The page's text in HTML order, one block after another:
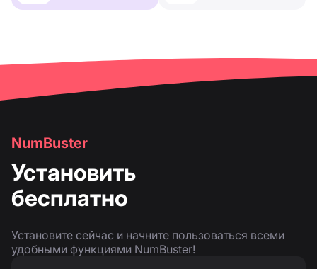
NumBuster
Установить
бесплатно
Установите сейчас и начните пользоваться всеми
удобными функциями NumBuster!